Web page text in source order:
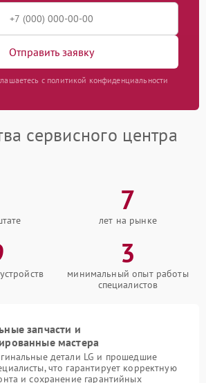
Отправить заявку
с политикой конфиденциальности
сервисного центра
7
лет на рынке
3
минимальный опыт работы
специалистов
запчасти и
мастера
детали LG и прошедшие
что гарантирует корректную
и сохранение гарантийных